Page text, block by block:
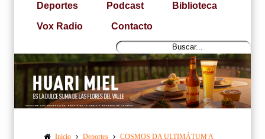
Deportes Podcast Biblioteca
Vox Radio Contacto
Inicio Deportes
COSMOS DA ULTIMÁTUM A